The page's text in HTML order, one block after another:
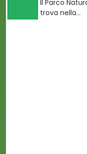
Il Parco
trova nella…